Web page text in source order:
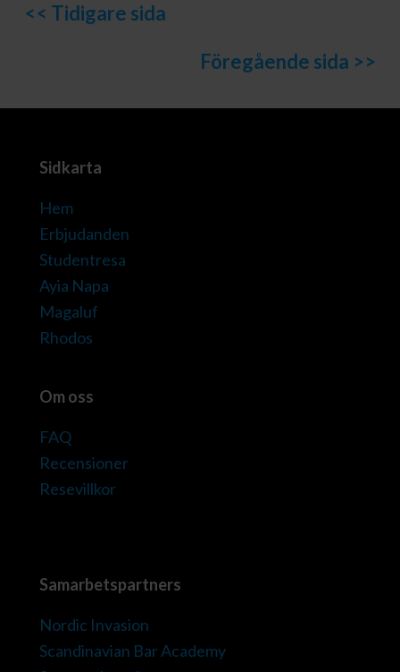
<< Tidigare sida
Föregående sida >>
Sidkarta
Hem
Erbjudanden
Studentresa
Ayia Napa
Magaluf
Rhodos
Om oss
FAQ
Recensioner
Resevillkor
Samarbetspartners
Nordic Invasion
Scandinavian Bar Academy